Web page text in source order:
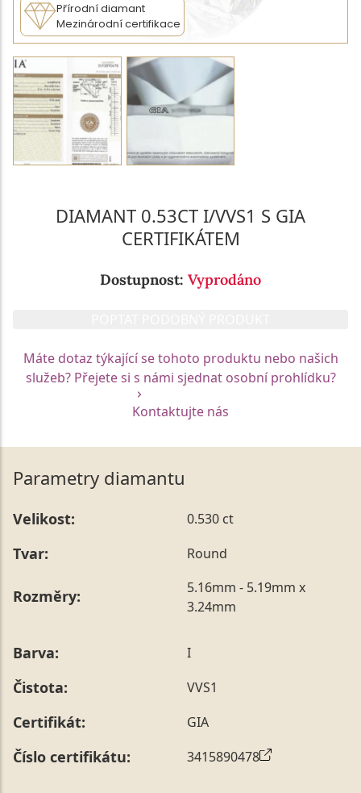
Přírodní diamant
Mezinárodní certifikace
DIAMANT 0.53CT I/VVS1 S GIA
CERTIFIKÁTEM
Dostupnost: Vyprodáno
Máte dotaz týkající se tohoto produktu nebo našich
služeb? Přejete si s námi sjednat osobní prohlídku?
Kontaktujte nás
Parametry diamantu
Velikost: 0.530 ct
Tvar: Round
Rozměry:
5.16mm - 5.19mm x
3.24mm
Barva: I
Čistota: VVS1
Certifikát: GIA
Číslo certifikátu: 3415890478